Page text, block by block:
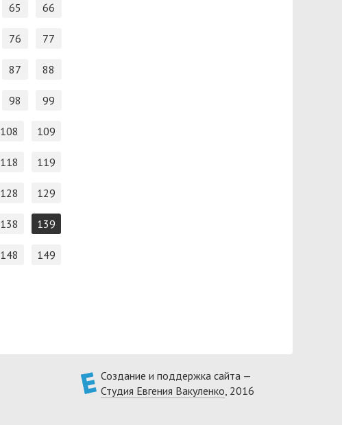
65 66
76 77
87 88
98 99
108 109
118 119
128 129
138 139
148 149
Создание и поддержка сайта —
Студия Евгения Вакуленко, 2016